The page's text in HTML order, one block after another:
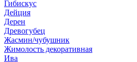
Гибискус
Дейция
Дерен
Древогубец
Жасмин/чубушник
Жимолость декоративная
Ива